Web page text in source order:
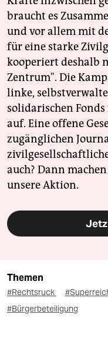
braucht es
und vor allem mit
für eine starke
kooperiert deshalb
Zentrum". Die
linke,
solidarischen
auf. Eine offene
zugänglichen
auch? Dann
unsere Aktion.
Themen
#Rechtsruck
#Bürgerbeteiligung